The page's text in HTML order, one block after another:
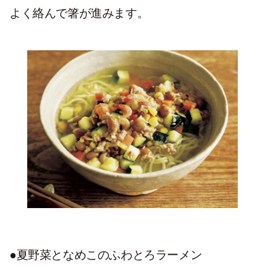
よく絡んで箸が進みます。
●夏野菜となめこのふわとろラーメン